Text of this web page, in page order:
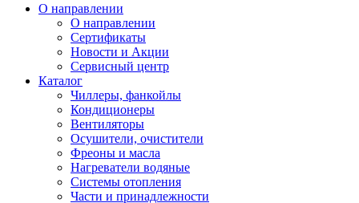
О направлении
О направлении
Сертификаты
Новости и Акции
Сервисный центр
Каталог
Чиллеры, фанкойлы
Кондиционеры
Вентиляторы
Осушители, очистители
Фреоны и масла
Нагреватели водяные
Системы отопления
Части и принадлежности